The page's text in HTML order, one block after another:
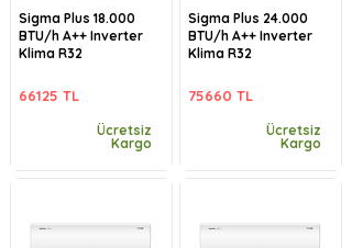
Sigma Plus 18.000
BTU/h A++ Inverter
Klima R32
66125 TL
Ücretsiz
Kargo
Sigma Plus 24.000
BTU/h A++ Inverter
Klima R32
75660 TL
Ücretsiz
Kargo